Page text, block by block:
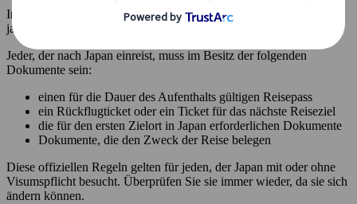
Informieren Sie sich immer auf der offiziellen Website des
japanischen Außenministeriums.
Jeder, der nach Japan einreist, muss im Besitz der folgenden
Dokumente sein:
einen für die Dauer des Aufenthalts gültigen Reisepass
ein Rückflugticket oder ein Ticket für das nächste Reiseziel
die für den ersten Zielort in Japan erforderlichen Dokumente
Dokumente, die den Zweck der Reise belegen
Diese offiziellen Regeln gelten für jeden, der Japan mit oder ohne
Visumspflicht besucht. Überprüfen Sie sie immer wieder, da sie sich
ändern können.